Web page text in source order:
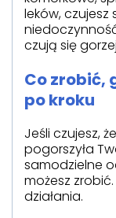
leków, czujesz
czują się
Co zrobić,
po kroku
Jeśli czujesz,
pogorszyła
samodzielne
możesz
działania.